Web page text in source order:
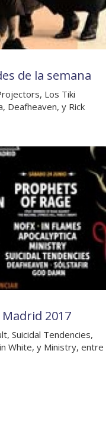
de la semana
Los Tiki
Deafheaven, y Rick
2017
Suicidal Tendencies,
White, y Ministry, entre